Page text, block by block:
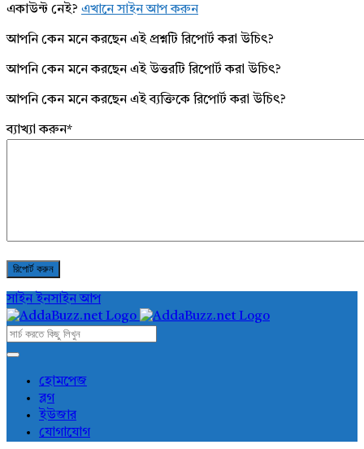
একাউন্ট নেই? এখানে সাইন আপ করুন
আপনি কেন মনে করছেন এই প্রশ্নটি রিপোর্ট করা উচিৎ?
আপনি কেন মনে করছেন এই উত্তরটি রিপোর্ট করা উচিৎ?
আপনি কেন মনে করছেন এই ব্যক্তিকে রিপোর্ট করা উচিৎ?
ব্যাখ্যা করুন*
সাইন ইনসাইন আপ
AddaBuzz.net
AddaBuzz.net
Navigation
হোমপেজ
ব্লগ
ইউজার
যোগাযোগ